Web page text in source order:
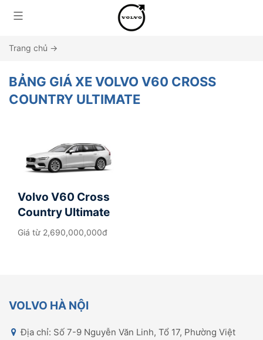
Trang chủ →
BẢNG GIÁ XE VOLVO V60 CROSS
COUNTRY ULTIMATE
Volvo V60 Cross
Country Ultimate
Giá từ 2,690,000,000đ
VOLVO HÀ NỘI
Địa chỉ: Số 7-9 Nguyễn Văn Linh, Tổ 17, Phường Việt